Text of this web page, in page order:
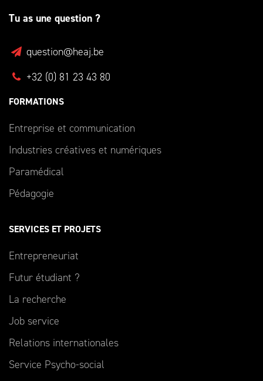
Tu as une question ?
question@heaj.be
+32 (0) 81 23 43 80
FORMATIONS
Entreprise et communication
Industries créatives et numériques
Paramédical
Pédagogie
SERVICES ET PROJETS
Entrepreneuriat
Futur étudiant ?
La recherche
Job service
Relations internationales
Service Psycho-social